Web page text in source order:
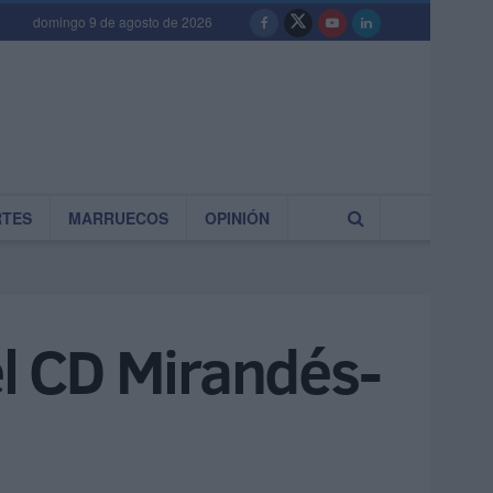
domingo 9 de agosto de 2026
MARRUECOS OPINIÓN
CD Mirandés-